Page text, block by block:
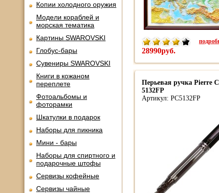
Копии холодного оружия
Модели кораблей и
морская тематика
Картины SWAROVSKI
Глобус-бары
Сувениры SWAROVSKI
Книги в кожаном
переплете
Фотоальбомы и
фоторамки
Шкатулки в подарок
Наборы для пикника
Мини - бары
Наборы для спиртного и
подарочные штофы
Сервизы кофейные
Сервизы чайные
28990руб.
Перьевая ручка Pierre
5132FP
Артикул: PC5132FP